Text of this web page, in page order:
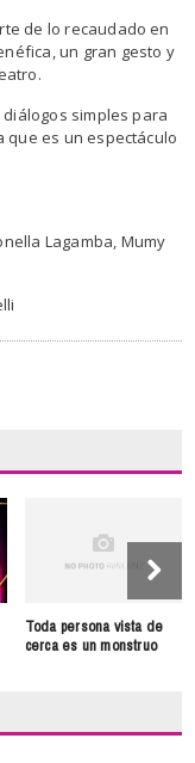
de lo recaudado en
un gran gesto y
simples para
es un espectáculo
Lagamba, Mumy
Toda persona vista de
cerca es un monstruo